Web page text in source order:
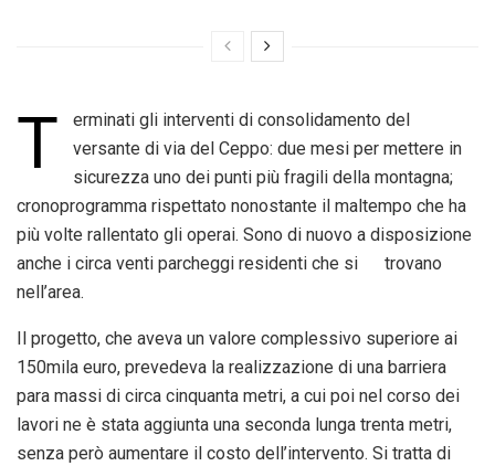
T
erminati gli interventi di consolidamento del
versante di via del Ceppo: due mesi per mettere in
sicurezza uno dei punti più fragili della montagna;
cronoprogramma rispettato nonostante il maltempo che ha
più volte rallentato gli operai. Sono di nuovo a disposizione
anche i circa venti parcheggi residenti che si trovano
nell’area.
Il progetto, che aveva un valore complessivo superiore ai
150mila euro, prevedeva la realizzazione di una barriera
para massi di circa cinquanta metri, a cui poi nel corso dei
lavori ne è stata aggiunta una seconda lunga trenta metri,
senza però aumentare il costo dell’intervento. Si tratta di